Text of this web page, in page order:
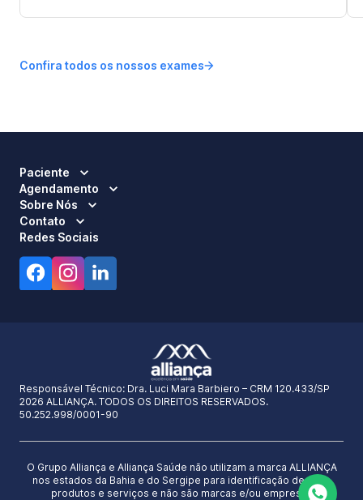
Confira todos os nossos exames
Paciente
Agendamento
Sobre Nós
Contato
Redes Sociais
Responsável Técnico: Dra. Luci Mara Barbiero – CRM 120.433/SP
2026 ALLIANÇA. TODOS OS DIREITOS RESERVADOS.
50.252.998/0001-90
O Grupo Alliança e Alliança Saúde não utilizam a marca ALLIANÇA
nos estados da Bahia e do Sergipe para identificação de seus
produtos e serviços e não são marcas e/ou empresas